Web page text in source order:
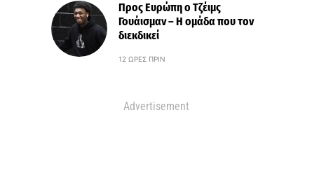
Προς Ευρώπη ο Τζέιμς
Γουάισμαν – Η ομάδα που τον
διεκδικεί
12 ΏΡΕΣ ΠΡΙΝ
Advertisement